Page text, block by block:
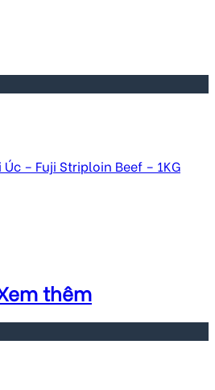
– Fuji Striploin Beef – 1KG
thêm